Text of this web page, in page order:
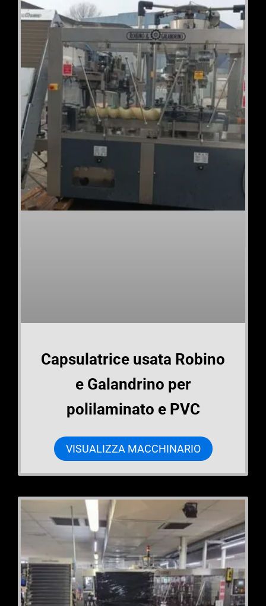
Capsulatrice usata Robino
e Galandrino per
polilaminato e PVC
VISUALIZZA MACCHINARIO